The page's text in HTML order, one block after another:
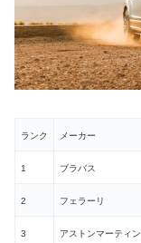
ランク メーカー
1 ブラバス
2 フェラーリ
3 アストンマーティン